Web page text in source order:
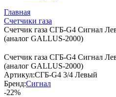
Главная
Счетчики газа
Счетчик газа СГБ-G4 Сигнал
(аналог GALLUS-2000)
Счетчик газа СГБ-G4 Сигнал
(аналог GALLUS-2000)
Артикул:СГБ-G4 3/4 Левый
Бренд:Сигнал
-22%